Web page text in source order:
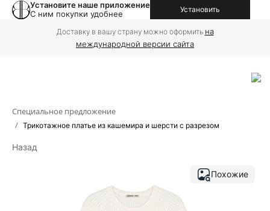
Установите наше приложение
С ним покупки удобнее
Установить
Доставку в вашу страну можно оформить на
международной версии сайта
Специальное предложение
/ Трикотажное платье из кашемира и шерсти с разрезом
Назад
Похожие